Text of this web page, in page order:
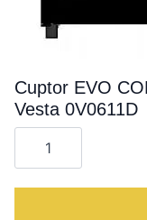
Cuptor EVO
Vesta 0V0611D
Cantitate
Cuptor
EVO
digital